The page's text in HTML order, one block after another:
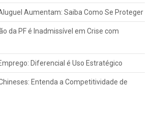
Aumentam: Saiba Como Se Proteger
da PF é Inadmissível em Crise com
Diferencial é Uso Estratégico
Entenda a Competitividade de